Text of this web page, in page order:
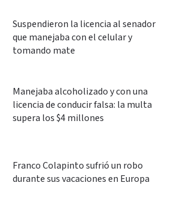
Suspendieron la licencia al senador
que manejaba con el celular y
tomando mate
Manejaba alcoholizado y con una
licencia de conducir falsa: la multa
supera los $4 millones
Franco Colapinto sufrió un robo
durante sus vacaciones en Europa